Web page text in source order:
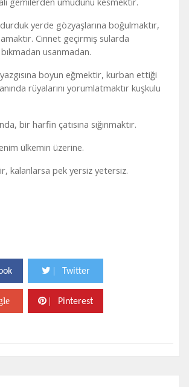
yerde gözyaşlarına boğulmaktır,
Cinnet geçirmiş sularda
usanmadan.
boyun eğmektir, kurban ettiği
rüyalarını yorumlatmaktır kuşkulu
bir harfin çatısına sığınmaktır.
ülkemin üzerine.
kalanlarsa pek yersiz yetersiz.
| Twitter
| Pinterest